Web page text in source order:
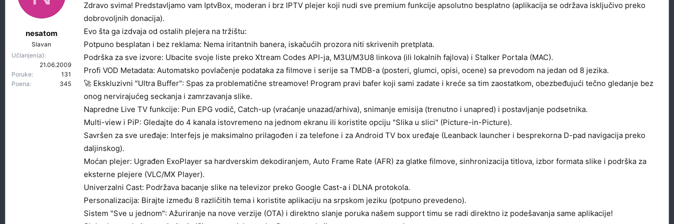
e
a
nesatom
Slavan
Učlanjen(a)
21.06.2009
Poruke
131
Poena
345
Zdravo svima! Predstavljamo vam IptvBox, moderan i brz IPTV plejer koji nudi sve premium funkcije apsolutno besplatno (aplikacija se održava isključivo preko
dobrovoljnih donacija).
Evo šta ga izdvaja od ostalih plejera na tržištu:
Potpuno besplatan i bez reklama: Nema iritantnih banera, iskačućih prozora niti skrivenih pretplata.
Podrška za sve izvore: Ubacite svoje liste preko Xtream Codes API-ja, M3U/M3U8 linkova (ili lokalnih fajlova) i Stalker Portala (MAC).
Profi VOD Metadata: Automatsko povlačenje podataka za filmove i serije sa TMDB-a (posteri, glumci, opisi, ocene) sa prevodom na jedan od 8 jezika.
🚀 Ekskluzivni "Ultra Buffer": Spas za problematične streamove! Program pravi bafer koji sami zadate i kreće sa tim zaostatkom, obezbeđujući tečno gledanje bez
onog nervirajućeg seckanja i zamrzavanja slike.
Napredne Live TV funkcije: Pun EPG vodič, Catch-up (vraćanje unazad/arhiva), snimanje emisija (trenutno i unapred) i postavljanje podsetnika.
Multi-view i PiP: Gledajte do 4 kanala istovremeno na jednom ekranu ili koristite opciju "Slika u slici" (Picture-in-Picture).
Savršen za sve uređaje: Interfejs je maksimalno prilagođen i za telefone i za Android TV box uređaje (Leanback launcher i besprekorna D-pad navigacija preko
daljinskog).
Moćan plejer: Ugrađen ExoPlayer sa hardverskim dekodiranjem, Auto Frame Rate (AFR) za glatke filmove, sinhronizacija titlova, izbor formata slike i podrška za
eksterne plejere (VLC/MX Player).
Univerzalni Cast: Podržava bacanje slike na televizor preko Google Cast-a i DLNA protokola.
Personalizacija: Birajte između 8 različitih tema i koristite aplikaciju na srpskom jeziku (potpuno prevedeno).
Sistem "Sve u jednom": Ažuriranje na nove verzije (OTA) i direktno slanje poruka našem support timu se radi direktno iz podešavanja same aplikacije!